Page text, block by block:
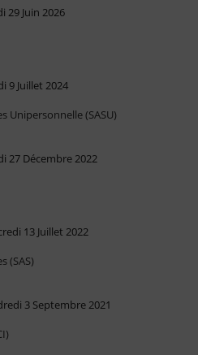
29 Juin 2026
9 Juillet 2024
Unipersonnelle (SASU)
27 Décembre 2022
13 Juillet 2022
(SAS)
3 Septembre 2021